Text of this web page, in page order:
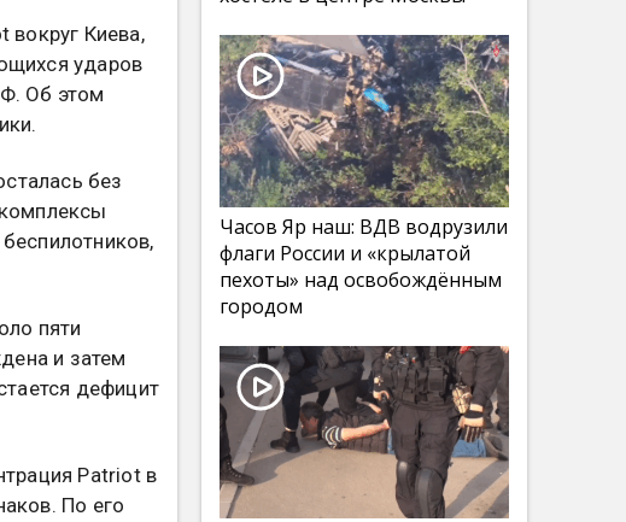
Киева,
ударов
Об этом
без
пяти
и затем
дефицит
Patriot в
По его
Часов Яр наш: ВДВ водрузили
флаги России и «крылатой
пехоты» над освобождённым
городом